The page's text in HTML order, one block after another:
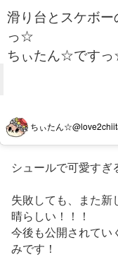
滑り台とスケボ
っ☆
ちぃたん☆です
ちぃたん
シュールで可愛すぎ
失敗しても、また
晴らしい！！！
今後も公開されてい
みです！